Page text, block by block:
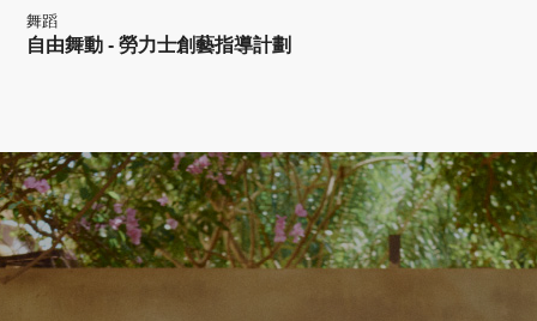
舞蹈
自由舞動 - 勞力士創藝指導計劃